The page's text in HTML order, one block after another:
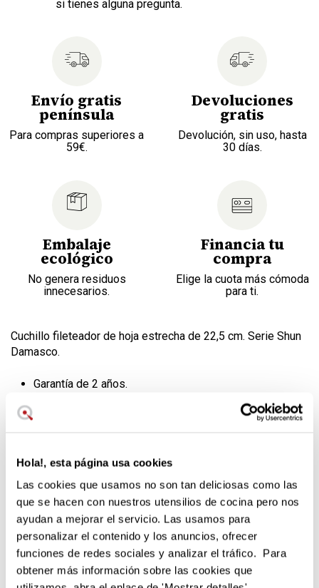
Hola!, esta página usa cookies
Las cookies que usamos no son tan deliciosas como las
que se hacen con nuestros utensilios de cocina pero nos
ayudan a mejorar el servicio. Las usamos para
personalizar el contenido y los anuncios, ofrecer
funciones de redes sociales y analizar el tráfico. Para
obtener más información sobre las cookies que
si tienes alguna pregunta.
Envío gratis
península
Para compras superiores a
59€.
Devoluciones
gratis
Devolución, sin uso, hasta
30 días.
Embalaje
ecológico
No genera residuos
innecesarios.
Financia tu
compra
Elige la cuota más cómoda
para ti.
Cuchillo fileteador de hoja estrecha de 22,5 cm. Serie Shun
Damasco.
Garantía de 2 años.
Servicio postventa en nuestro teléfono de atención al
Cuchillo fileteador para carne y pescado fabricando en
Japón y de 22,5 cm de hoja, mango de madera laminada de
Pakka y acero inoxidable de damasco de 32 capas.
La capa interior está hecha de acero V-Gold-10, acero
extremadamente duro, 1% carbono y 1,5% cobalto.
Resistentes a la corrosión y hoja de afilado
inigualable.